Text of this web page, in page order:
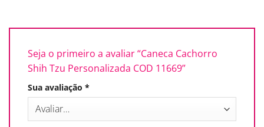
Seja o primeiro a avaliar “Caneca Cachorro
Shih Tzu Personalizada COD 11669”
Sua avaliação *